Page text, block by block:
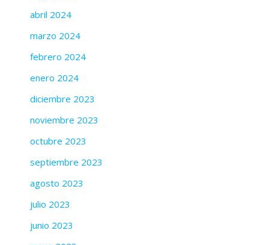
abril 2024
marzo 2024
febrero 2024
enero 2024
diciembre 2023
noviembre 2023
octubre 2023
septiembre 2023
agosto 2023
julio 2023
junio 2023